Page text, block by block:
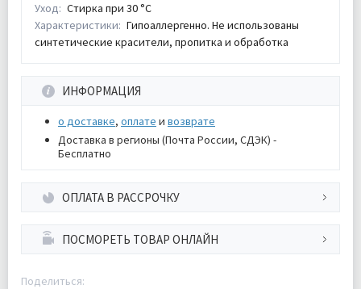
Уход: Стирка при 30 °С
Характеристики: Гипоаллергенно. Не использованы
синтетические красители, пропитка и обработка
ИНФОРМАЦИЯ
о доставке, оплате и возврате
Доставка в регионы (Почта России, СДЭК) -
Бесплатно
ОПЛАТА В РАССРОЧКУ
ПОСМОРЕТЬ ТОВАР ОНЛАЙН
Поделиться: